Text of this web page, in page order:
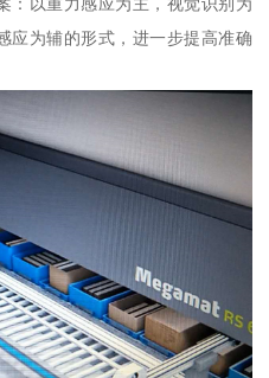
应为辅的形式，进一步提高准确